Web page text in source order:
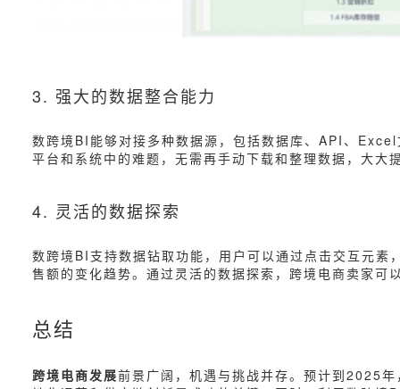
3. 强大的数据整合能力
数跨境BI能够对接多种数据源，包括数据库、API、
平台和系统中的难题，无需再手动下载和整理数据，大大
4. 灵活的数据探索
数跨境BI支持数据钻取功能，用户可以通过点击交互元
售额的变化趋势。通过灵活的数据探索，跨境电商卖家
总结
跨境电商发展前景广阔，机遇与挑战并存。预计到2025